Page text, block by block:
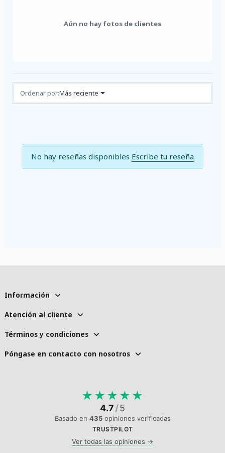
Aún no hay fotos de clientes
Reseñas (0)
Ordenar por:Más reciente
No hay reseñas disponibles Escribe tu reseña
Información
Atención al cliente
Términos y condiciones
Póngase en contacto con nosotros
★ ★ ★ ★ ★
4.7/5
Basado en 435opiniones verificadas
TRUSTPILOT
Ver todas las opiniones →